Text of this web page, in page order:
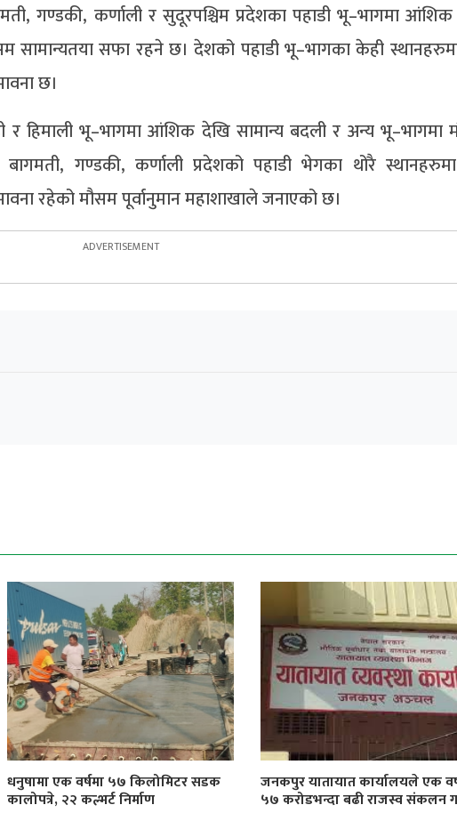
गण्डकी, कर्णाली र सुदूरपश्चिम प्रदेशका पहाडी भू–भागमा
सामान्यतया सफा रहने छ। देशको पहाडी भू–भागका केही
छ।
हिमाली भू–भागमा आंशिक देखि सामान्य बदली र अन्य भू–भागमा
गण्डकी, कर्णाली प्रदेशको पहाडी भेगका थोरै
रहेको मौसम पूर्वानुमान महाशाखाले जनाएको छ।
धनुषामा एक वर्षमा ५७ किलोमिटर सडक
कालोपत्रे, २२ कल्भर्ट निर्माण
जनकपुर यातायात कार्यालयले एक
५७ करोडभन्दा बढी राजस्व संकलन